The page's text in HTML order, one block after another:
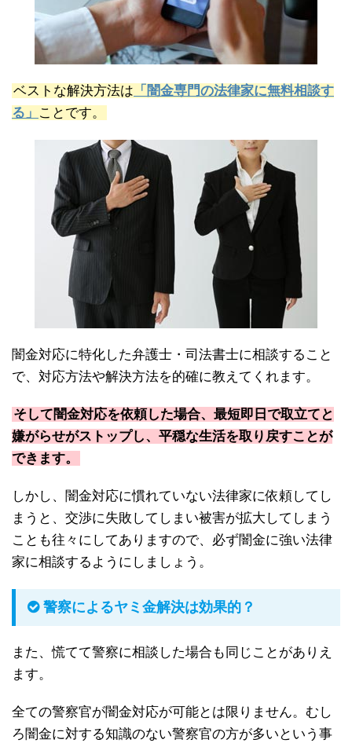
ベストな解決方法は 「闇金専門の法律家に無料相談す
る」 ことです。
闇金対応に特化した弁護士・司法書士に相談すること
で、対応方法や解決方法を的確に教えてくれます。
そして闇金対応を依頼した場合、最短即日で取立てと
嫌がらせがストップし、平穏な生活を取り戻すことが
できます。
しかし、闇金対応に慣れていない法律家に依頼してし
まうと、交渉に失敗してしまい被害が拡大してしまう
ことも往々にしてありますので、必ず闇金に強い法律
家に相談するようにしましょう。
警察によるヤミ金解決は効果的？
また、慌てて警察に相談した場合も同じことがありえ
ます。
全ての警察官が闇金対応が可能とは限りません。むし
ろ闇金に対する知識のない警察官の方が多いという事